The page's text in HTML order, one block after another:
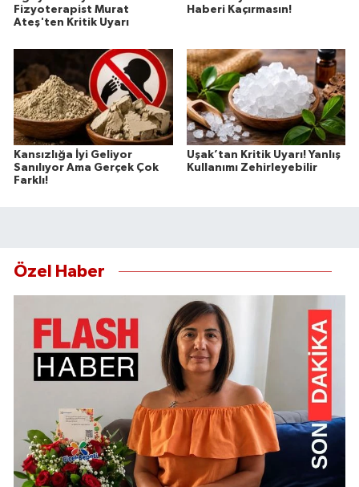
Fizyoterapist Murat
Ateş'ten Kritik Uyarı
Haberi Kaçırmasın!
Kansızlığa İyi Geliyor
Sanılıyor Ama Gerçek Çok
Farklı!
Uşak’tan Kritik Uyarı! Yanlış
Kullanımı Zehirleyebilir
Özel Haber